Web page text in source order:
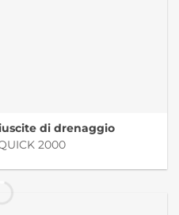
di drenaggio
2000